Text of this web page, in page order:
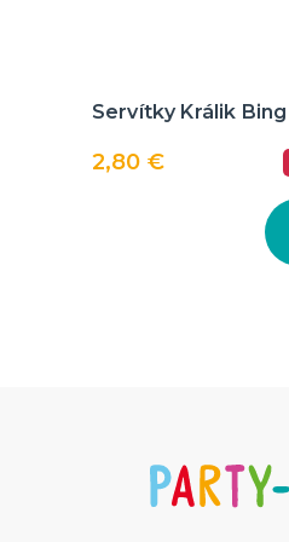
Servítky Králik Bing
2,80 €